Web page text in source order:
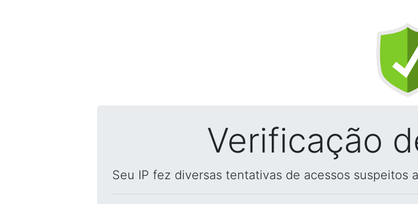
Verificação
Seu IP fez diversas tentativas de acessos suspeitos